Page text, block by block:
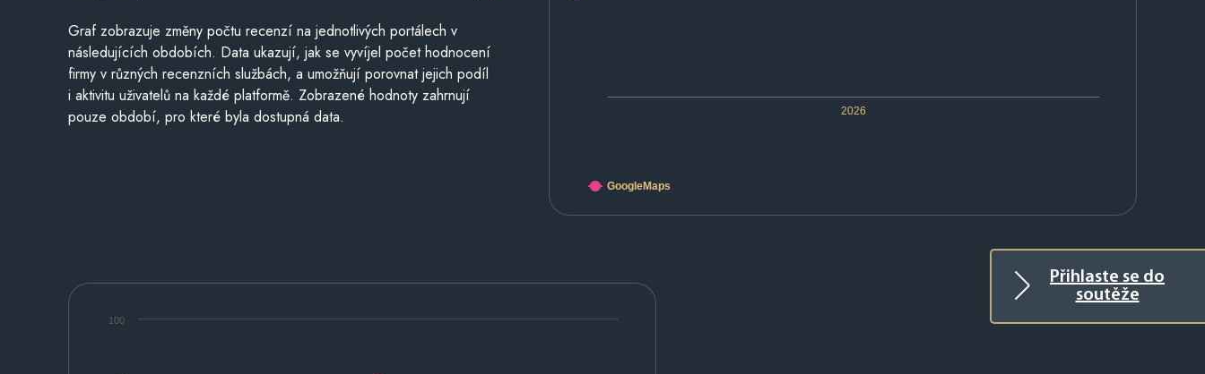
Přihlaste se do
soutěže
2026
GoogleMaps
Graf zobrazuje změny počtu recenzí na jednotlivých portálech v
následujících obdobích. Data ukazují, jak se vyvíjel počet hodnocení
firmy v různých recenzních službách, a umožňují porovnat jejich podíl
i aktivitu uživatelů na každé platformě. Zobrazené hodnoty zahrnují
pouze období, pro které byla dostupná data.
100